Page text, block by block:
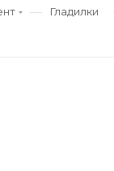
— Гладилки